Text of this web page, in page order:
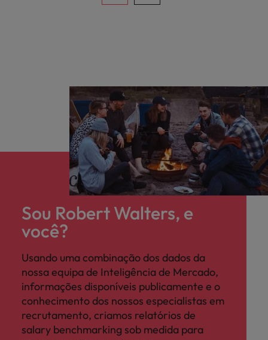
Sou Robert Walters, e
você?
Usando uma combinação dos dados da
nossa equipa de Inteligência de Mercado,
informações disponíveis publicamente e o
conhecimento dos nossos especialistas em
recrutamento, criamos relatórios de
salary benchmarking sob medida para